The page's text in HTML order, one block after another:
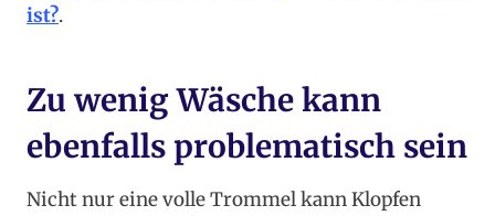
ist?.
Zu wenig Wäsche kann
ebenfalls problematisch sein
Nicht nur eine volle Trommel kann Klopfen